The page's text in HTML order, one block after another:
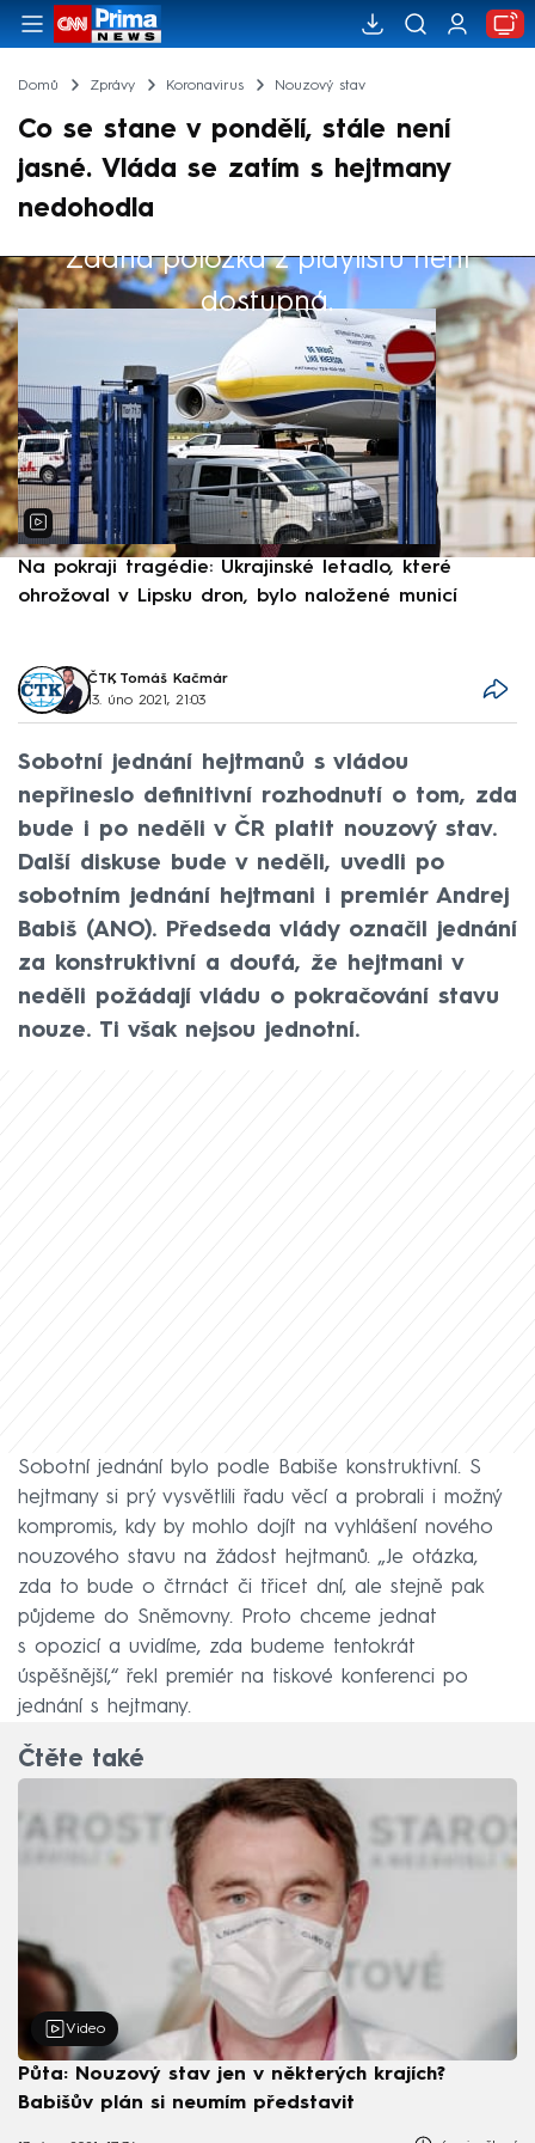
Domů Zprávy Koronavirus Nouzový stav
Co se stane v pondělí, stále není
jasné. Vláda se zatím s hejtmany
nedohodla
Žádná položka z playlistu není
dostupná.
Výběr redakce
Na pokraji tragédie: Ukrajinské letadlo, které
ohrožoval v Lipsku dron, bylo naložené municí
ČTK, Tomáš Kačmár
13. úno 2021, 21:03
Sobotní jednání hejtmanů s vládou
nepřineslo definitivní rozhodnutí o tom, zda
bude i po neděli v ČR platit nouzový stav.
Další diskuse bude v neděli, uvedli po
sobotním jednání hejtmani i premiér Andrej
Babiš (ANO). Předseda vlády označil jednání
za konstruktivní a doufá, že hejtmani v
neděli požádají vládu o pokračování stavu
nouze. Ti však nejsou jednotní.
Sobotní jednání bylo podle Babiše konstruktivní. S
hejtmany si prý vysvětlili řadu věcí a probrali i možný
kompromis, kdy by mohlo dojít na vyhlášení nového
nouzového stavu na žádost hejtmanů. „Je otázka,
zda to bude o čtrnáct či třicet dní, ale stejně pak
půjdeme do Sněmovny. Proto chceme jednat
s opozicí a uvidíme, zda budeme tentokrát
úspěšnější,“ řekl premiér na tiskové konferenci po
jednání s hejtmany.
Čtěte také
Video
Půta: Nouzový stav jen v některých krajích?
Babišův plán si neumím představit